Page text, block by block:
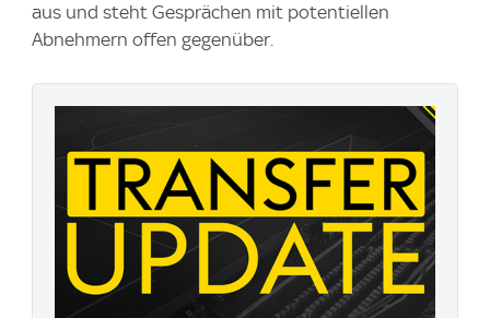
aus und steht Gesprächen mit potentiellen
Abnehmern offen gegenüber.